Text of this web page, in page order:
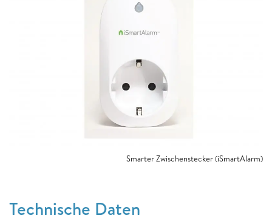
Smarter Zwischenstecker (iSmartAlarm)
Technische Daten